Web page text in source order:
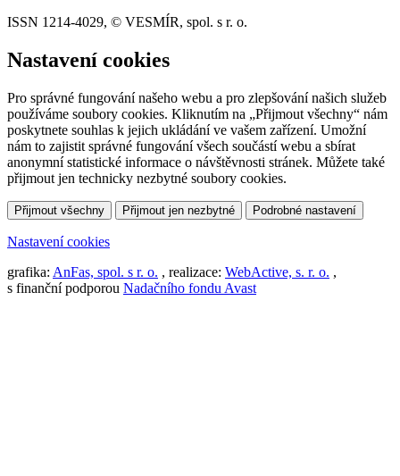
ISSN 1214-4029, © VESMÍR, spol. s r. o.
Nastavení cookies
Pro správné fungování našeho webu a pro zlepšování našich služeb
používáme soubory cookies. Kliknutím na „Přijmout všechny“ nám
poskytnete souhlas k jejich ukládání ve vašem zařízení. Umožní
nám to zajistit správné fungování všech součástí webu a sbírat
anonymní statistické informace o návštěvnosti stránek. Můžete také
přijmout jen technicky nezbytné soubory cookies.
Přijmout všechny Přijmout jen nezbytné Podrobné nastavení
Nastavení cookies
grafika: AnFas, spol. s r. o. , realizace: WebActive, s. r. o. ,
s finanční podporou Nadačního fondu Avast